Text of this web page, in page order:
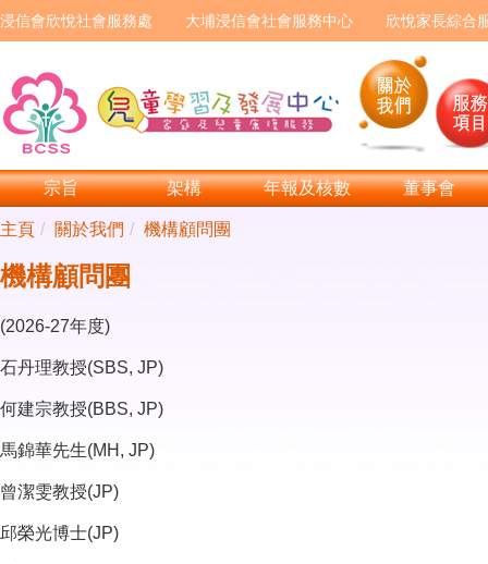
浸信會欣悅社會服務處 大埔浸信會社會服務中心 欣悅家長綜合
宗旨 架構 年報及核數 董事會
主頁 關於我們 機構顧問團
機構顧問團
(2026-27年度)
石丹理教授(SBS, JP)
何建宗教授(BBS, JP)
馬錦華先生(MH, JP)
曾潔雯教授(JP)
邱榮光博士(JP)